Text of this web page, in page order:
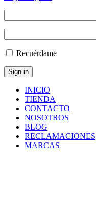
Recuérdame
INICIO
TIENDA
CONTACTO
NOSOTROS
BLOG
RECLAMACIONES
MARCAS